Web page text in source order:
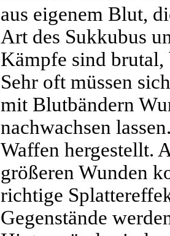
aus eigenem Blut,
Art des Sukkubus
Kämpfe sind
Sehr oft müssen
mit Blutbändern
nachwachsen
Waffen hergestellt.
größeren Wunden
richtige
Gegenstände